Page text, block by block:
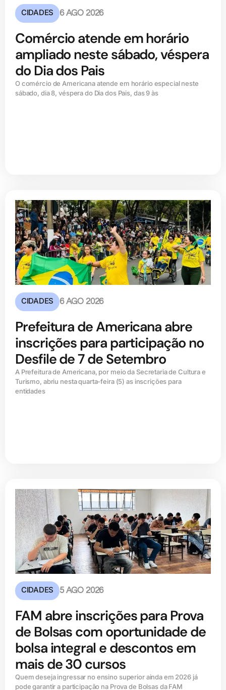
CIDADES 6 AGO 2026
Comércio atende em horário
ampliado neste sábado, véspera
do Dia dos Pais
O comércio de Americana atende em horário especial neste
sábado, dia 8, véspera do Dia dos Pais, das 9 às
CIDADES 6 AGO 2026
Prefeitura de Americana abre
inscrições para participação no
Desfile de 7 de Setembro
A Prefeitura de Americana, por meio da Secretaria de Cultura e
Turismo, abriu nesta quarta-feira (5) as inscrições para
entidades
CIDADES 5 AGO 2026
FAM abre inscrições para Prova
de Bolsas com oportunidade de
bolsa integral e descontos em
mais de 30 cursos
Quem deseja ingressar no ensino superior ainda em 2026 já
pode garantir a participação na Prova de Bolsas da FAM